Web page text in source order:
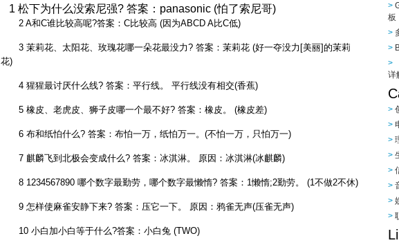
1 松下为什么没索尼强? 答案：panasonic (怕了索尼哥)
2 A和C谁比较高呢?答案：C比较高 (因为ABCD A比C低)
3 茉莉花、太阳花、玫瑰花哪一朵花最没力? 答案：茉莉花 (好一夺没力[美丽]的茉莉
花)
4 猩猩最讨厌什么线? 答案：平行线。 平行线没有相交(香蕉)
5 橡皮、老虎皮、狮子皮哪一个最不好? 答案：橡皮。 (橡皮差)
6 布和纸怕什么? 答案：布怕一万，纸怕万一。(不怕一万，只怕万一)
7 麒麟飞到北极会变成什么? 答案：冰淇淋。 原因：冰淇淋(冰麒麟)
8 1234567890 哪个数字最勤劳，哪个数字最懒惰? 答案：1懒惰;2勤劳。 (1不做2不休)
9 怎样使麻雀安静下来? 答案：压它一下。 原因：鸦雀无声(压雀无声)
10 小白加小白等于什么?答案：小白兔 (TWO)
板
详